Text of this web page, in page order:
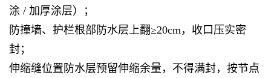
涂 / 加厚涂层）；
防撞墙、护栏根部防水层上翻≥20cm，收口压实密
封；
伸缩缝位置防水层预留伸缩余量，不得满封，按节点